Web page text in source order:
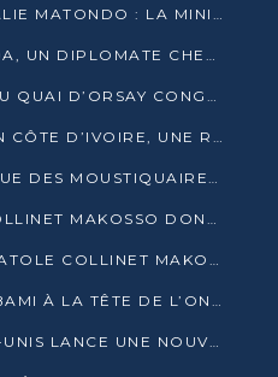
RECONDUCTION DE ROSALIE MATONDO : LA MINISTRE PROMET D’ACCÉLÉRER LE TRAITEMENT DES DOSSIERS ET DE RELEVER DE NOUVEAUX DÉFIS
CONSTANT SERGE BOUNDA, UN DIPLOMATE CHEVRONNÉ AUX COMMANDES DES AFFAIRES ÉTRANGÈRES
PASSATION DE SERVICE AU QUAI D’ORSAY CONGOLAIS : GAKOSSO PASSE LE FLAMBEAU À BOUNDA
PAPA WEMBA HONORÉ EN CÔTE D’IVOIRE, UNE RUE PORTE DÉSORMAIS SON NOM
PALUDISME : TBC DISTRIBUE DES MOUSTIQUAIRES DANS DEUX CSI DE BRAZZAVILLE
CONSEIL DE CABINET : COLLINET MAKOSSO DONNE SES DERNIÈRES ORIENTATIONS
LE PREMIER MINISTRE ANATOLE COLLINET MAKOSSO DÉMISSIONNE AVEC SON GOUVERNEMENT
BRICE VOLTAIRE ETOU OBAMI À LA TÊTE DE L’ONEC-C POUR TROIS ANS
L’AMBASSADE DES ÉTATS-UNIS LANCE UNE NOUVELLE COHORTE DU PROGRAMME ACCESS MICRO-SCHOLARSHIP